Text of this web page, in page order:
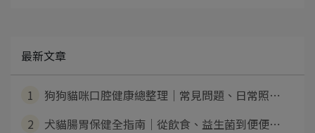
最新文章
1
狗狗貓咪口腔健康總整理｜常見問題、日常照⋯
2
犬貓腸胃保健全指南｜從飲食、益生菌到便便⋯